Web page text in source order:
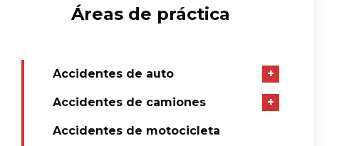
Áreas de práctica
Accidentes de auto +
Accidentes de camiones +
Accidentes de motocicleta